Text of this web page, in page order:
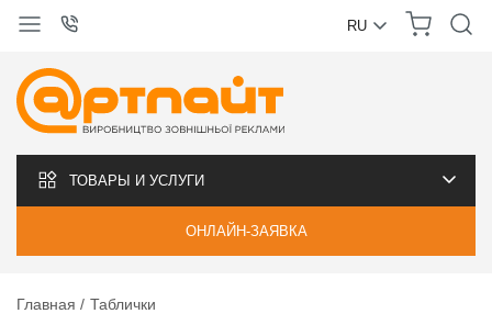
RU
ТОВАРЫ И УСЛУГИ
ОНЛАЙН-ЗАЯВКА
Главная Таблички